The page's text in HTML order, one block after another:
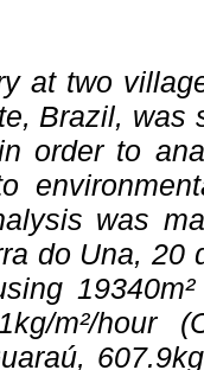
at two
Brazil, was
order to
was
do Una, 20
m²/hour